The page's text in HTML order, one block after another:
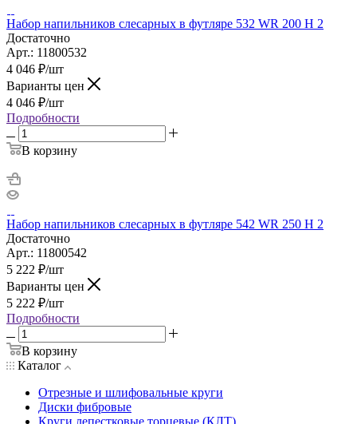
Набор напильников слесарных в футляре 532 WR 200 H 2
Достаточно
Арт.: 11800532
4 046 ₽/шт
Варианты цен
4 046 ₽/шт
Подробности
В корзину
Набор напильников слесарных в футляре 542 WR 250 H 2
Достаточно
Арт.: 11800542
5 222 ₽/шт
Варианты цен
5 222 ₽/шт
Подробности
В корзину
Каталог
Отрезные и шлифовальные круги
Диски фибровые
Круги лепестковые торцевые (КЛТ)